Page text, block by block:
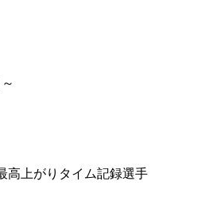
高上がりタイム記録選手